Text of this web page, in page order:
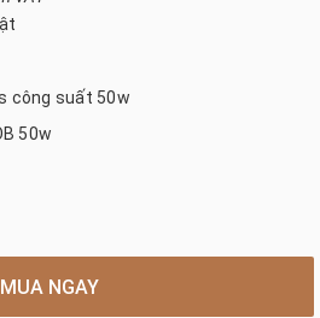
công suất 50w
50w
MUA NGAY